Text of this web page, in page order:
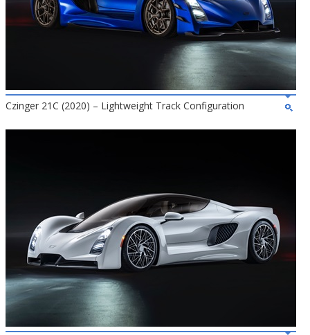
Czinger 21C (2020) – Lightweight Track Configuration